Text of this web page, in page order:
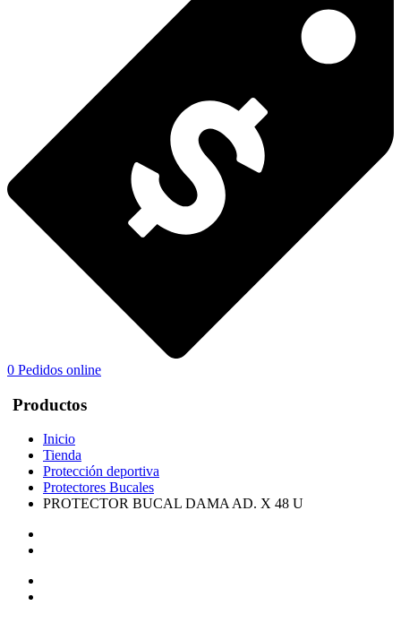
0 Pedidos online
Productos
Inicio
Tienda
Protección deportiva
Protectores Bucales
PROTECTOR BUCAL DAMA AD. X 48 U